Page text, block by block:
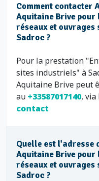
Comment contacter
Aquitaine Brive
réseaux et
Sadroc ?
Pour la prestation
sites industriels" à
Aquitaine Brive peut
au +33587017140, via
contact
Quelle est l'adresse
Aquitaine Brive
réseaux et
Sadroc ?